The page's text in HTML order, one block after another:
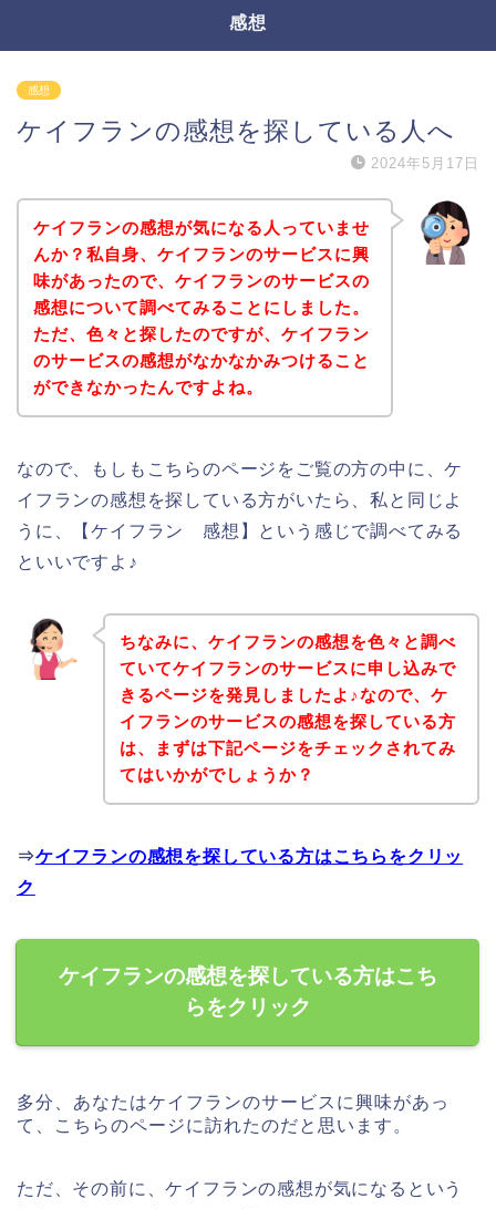
感想
感想
ケイフランの感想を探している人へ
2024年5月17日
ケイフランの感想が気になる人っていませ
んか？私自身、ケイフランのサービスに興
味があったので、ケイフランのサービスの
感想について調べてみることにしました。
ただ、色々と探したのですが、ケイフラン
のサービスの感想がなかなかみつけること
ができなかったんですよね。
なので、もしもこちらのページをご覧の方の中に、ケ
イフランの感想を探している方がいたら、私と同じよ
うに、【ケイフラン 感想】という感じで調べてみる
といいですよ♪
ちなみに、ケイフランの感想を色々と調べ
ていてケイフランのサービスに申し込みで
きるページを発見しましたよ♪なので、ケ
イフランのサービスの感想を探している方
は、まずは下記ページをチェックされてみ
てはいかがでしょうか？
⇒ケイフランの感想を探している方はこちらをクリッ
ク
ケイフランの感想を探している方はこち
らをクリック
多分、あなたはケイフランのサービスに興味があっ
て、こちらのページに訪れたのだと思います。
ただ、その前に、ケイフランの感想が気になるという